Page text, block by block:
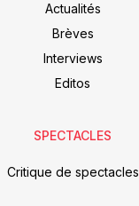
Actualités
Brèves
Interviews
Editos
SPECTACLES
Critique de spectacles